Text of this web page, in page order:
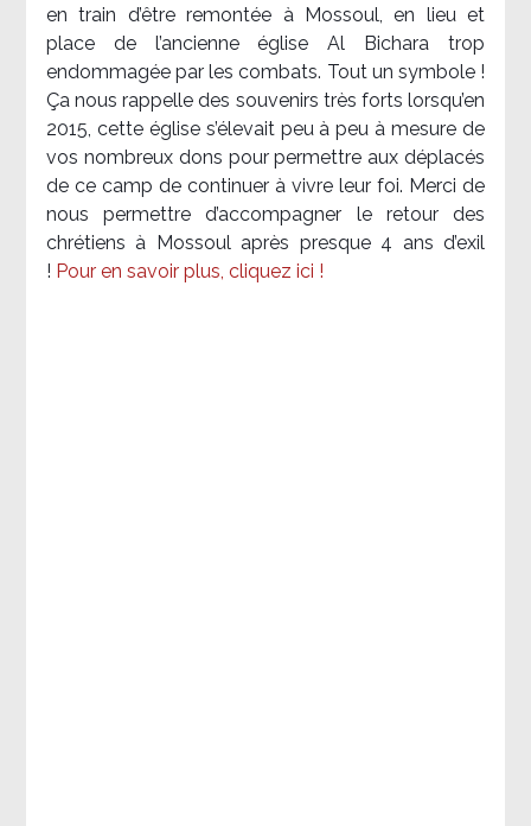
en train d’être remontée à Mossoul, en lieu et
place de l’ancienne église Al Bichara trop
endommagée par les combats. Tout un symbole !
Ça nous rappelle des souvenirs très forts lorsqu’en
2015, cette église s’élevait peu à peu à mesure de
vos nombreux dons pour permettre aux déplacés
de ce camp de continuer à vivre leur foi. Merci de
nous permettre d’accompagner le retour des
chrétiens à Mossoul après presque 4 ans d’exil
! Pour en savoir plus, cliquez ici !